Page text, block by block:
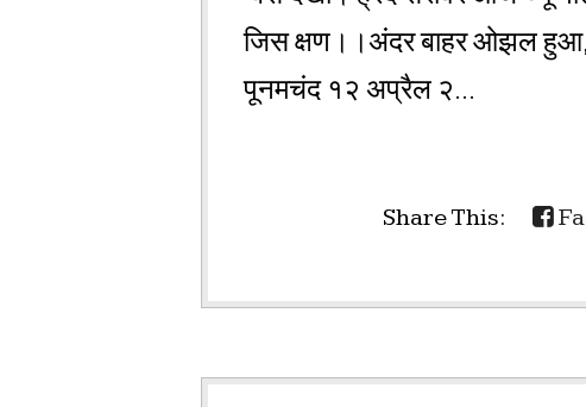
जिस क्षण।।अंदर बाहर ओझल
पूनमचंद १२ अप्रैल २...
Share This: